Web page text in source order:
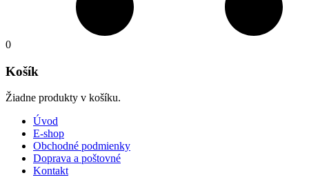
0
Košík
Žiadne produkty v košíku.
Úvod
E-shop
Obchodné podmienky
Doprava a poštovné
Kontakt